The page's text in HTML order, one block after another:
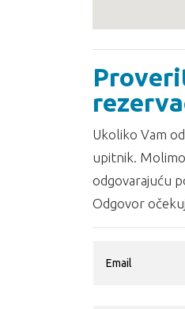
Ukoliko Vam
upitnik.
odgovarajuću
Odgovor